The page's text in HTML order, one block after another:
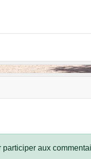
participer aux